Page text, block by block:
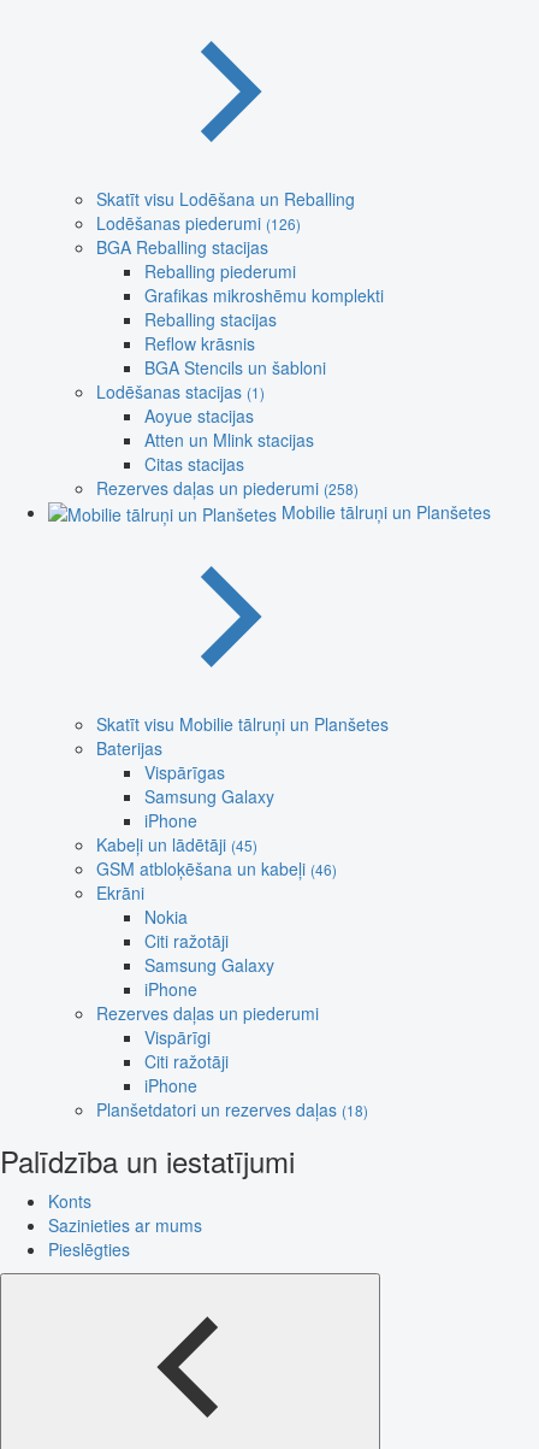
Skatīt visu Lodēšana un Reballing
Lodēšanas piederumi (126)
BGA Reballing stacijas
Reballing piederumi
Grafikas mikroshēmu komplekti
Reballing stacijas
Reflow krāsnis
BGA Stencils un šabloni
Lodēšanas stacijas (1)
Aoyue stacijas
Atten un Mlink stacijas
Citas stacijas
Rezerves daļas un piederumi (258)
Mobilie tālruņi un Planšetes
Skatīt visu Mobilie tālruņi un Planšetes
Baterijas
Vispārīgas
Samsung Galaxy
iPhone
Kabeļi un lādētāji (45)
GSM atbloķēšana un kabeļi (46)
Ekrāni
Nokia
Citi ražotāji
Samsung Galaxy
iPhone
Rezerves daļas un piederumi
Vispārīgi
Citi ražotāji
iPhone
Planšetdatori un rezerves daļas (18)
Palīdzība un iestatījumi
Konts
Sazinieties ar mums
Pieslēgties